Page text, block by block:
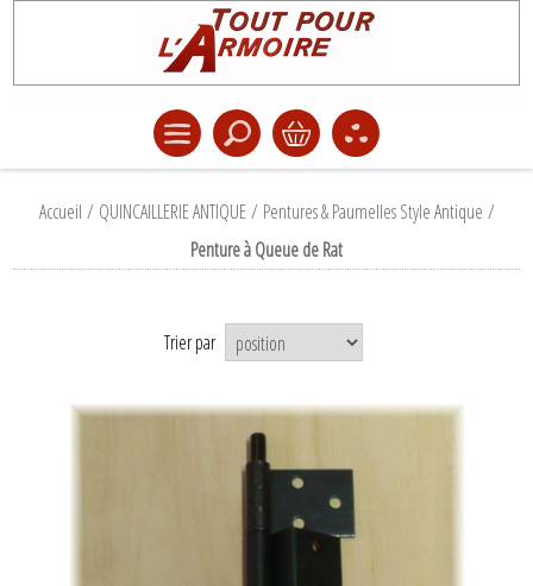
Accueil / QUINCAILLERIE ANTIQUE / Pentures & Paumelles Style Antique /
Penture à Queue de Rat
Trier par